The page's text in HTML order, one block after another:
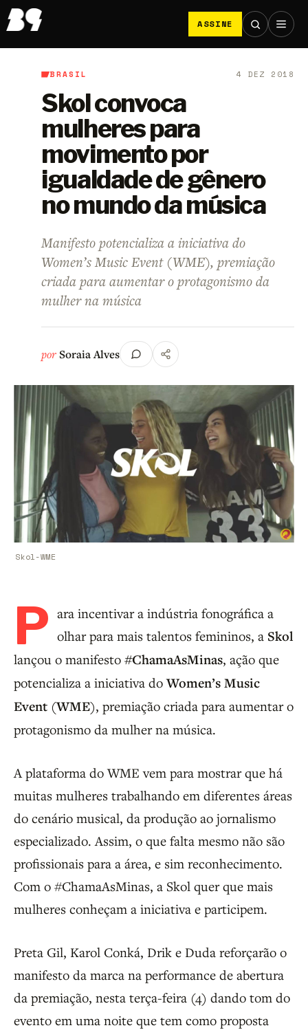
ASSINE
B9/Brasil
BRASIL 4 DEZ 2018
Skol convoca
mulheres para
movimento por
igualdade de gênero
no mundo da música
Manifesto potencializa a iniciativa do
Women’s Music Event (WME), premiação
criada para aumentar o protagonismo da
mulher na música
porSoraia Alves
Skol-WME
P ara incentivar a indústria fonográfica a
olhar para mais talentos femininos, a Skol
lançou o manifesto #ChamaAsMinas, ação que
potencializa a iniciativa doWomen’s Music
Event (WME), premiação criada para aumentar o
protagonismo da mulher na música.
A plataforma do WME vem para mostrar que há
muitas mulheres trabalhando em diferentes áreas
do cenário musical, da produção ao jornalismo
especializado. Assim, o que falta mesmo não são
profissionais para a área, e sim reconhecimento.
Com o #ChamaAsMinas, a Skol quer que mais
mulheres conheçam a iniciativa e participem.
Preta Gil, Karol Conká, Drik e Duda reforçarão o
manifesto da marca na performance de abertura
da premiação, nesta terça-feira (4) dando tom do
evento em uma noite que tem como proposta